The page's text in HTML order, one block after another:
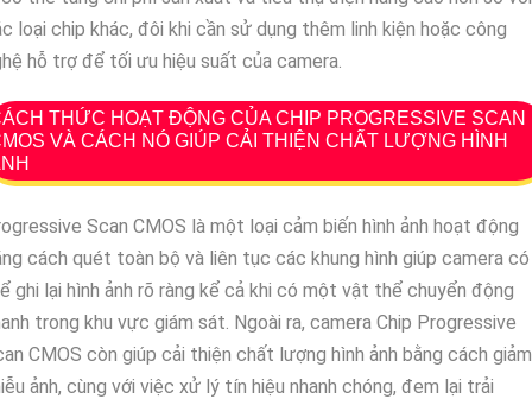
loại chip khác, đôi khi cần sử dụng thêm linh kiện hoặc công
hỗ trợ để tối ưu hiệu suất của camera.
THỨC HOẠT ĐỘNG CỦA CHIP PROGRESSIVE SCAN
VÀ CÁCH NÓ GIÚP CẢI THIỆN CHẤT LƯỢNG HÌNH
Scan CMOS là một loại cảm biến hình ảnh hoạt động
cách quét toàn bộ và liên tục các khung hình giúp camera có
ghi lại hình ảnh rõ ràng kể cả khi có một vật thể chuyển động
trong khu vực giám sát. Ngoài ra, camera Chip Progressive
CMOS còn giúp cải thiện chất lượng hình ảnh bằng cách giảm
ảnh, cùng với việc xử lý tín hiệu nhanh chóng, đem lại trải